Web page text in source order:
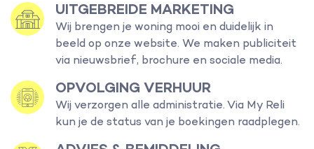
UITGEBREIDE MARKETING
Wij brengen je woning mooi en duidelijk in
beeld op onze website. We maken publiciteit
via nieuwsbrief, brochure en sociale media.
OPVOLGING VERHUUR
Wij verzorgen alle administratie. Via My Reli
kun je de status van je boekingen raadplegen.